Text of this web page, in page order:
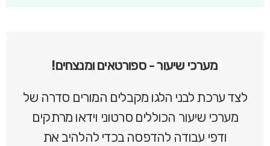
מערכי שיעור - ספורטאים ומנצחים!
לצד ערכת לבני הלגו מקבלים המורים סדרה של
מערכי שיעור הכוללים סרטוני וידאו מרתקים
ודפי עבודה להדפסה בכדי להלהיב את